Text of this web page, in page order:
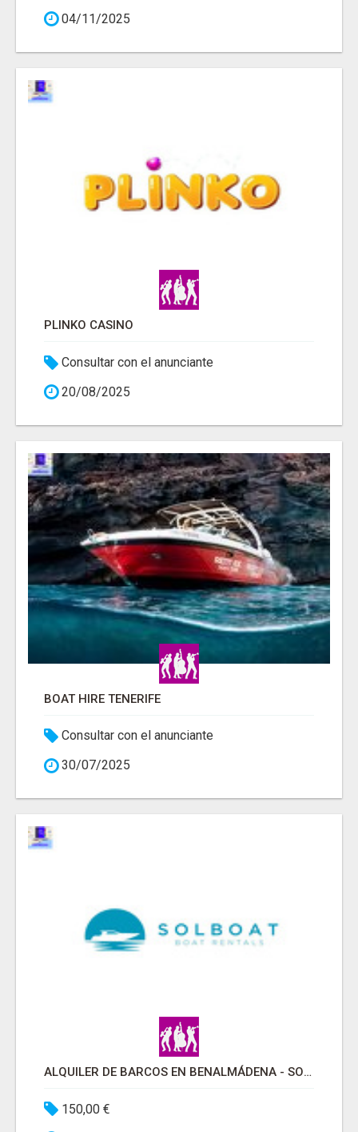
04/11/2025
PLINKO CASINO
Consultar con el anunciante
20/08/2025
BOAT HIRE TENERIFE
Consultar con el anunciante
30/07/2025
ALQUILER DE BARCOS EN BENALMÁDENA - SOLBOAT
150,00 €